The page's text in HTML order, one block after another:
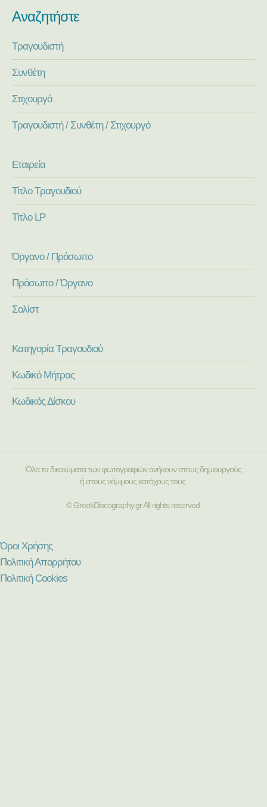
Αναζητήστε
Τραγουδιστή
Συνθέτη
Στιχουργό
Τραγουδιστή / Συνθέτη / Στιχουργό
Εταιρεία
Τίτλο Τραγουδιού
Τίτλο LP
Όργανο / Πρόσωπο
Πρόσωπο / Όργανο
Σολίστ
Κατηγορία Τραγουδιού
Κωδικό Μήτρας
Κωδικός Δίσκου
Όλα τα δικαιώματα των φωτογραφιών ανήκουν στους δημιουργούς
ή στους νόμιμους κατόχους τους.
© GreekDiscography.gr All rights reserved.
Όροι Χρήσης
Πολιτική Απορρήτου
Πολιτική Cookies